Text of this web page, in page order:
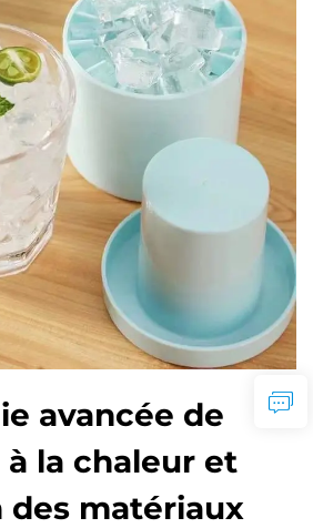
avancée de
la chaleur et
des matériaux